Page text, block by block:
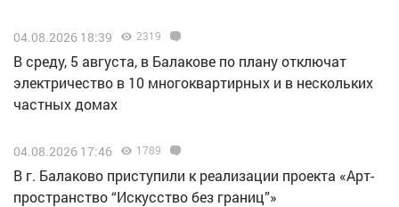
04.08.2026 18:39 2319
В среду, 5 августа, в Балакове по плану отключат
электричество в 10 многоквартирных и в нескольких
частных домах
04.08.2026 17:46 1789
В г. Балаково приступили к реализации проекта «Арт-
пространство “Искусство без границ”»